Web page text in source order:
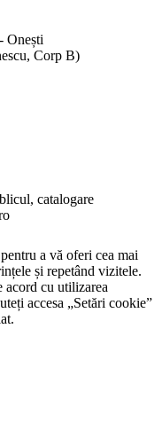
Onești
Corp B)
catalogare
a vă oferi cea mai
și repetând vizitele.
acord cu utilizarea
accesa „Setări cookie”